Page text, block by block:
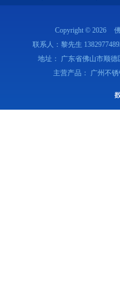
Copyright © 2026
联系人：黎先生
地址： 广东省佛山市顺
主营产品： 广州不